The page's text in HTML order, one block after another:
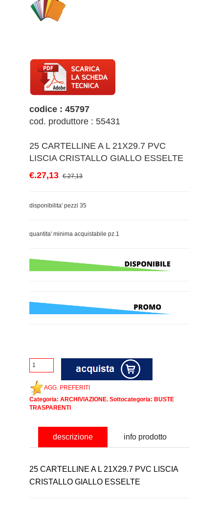
codice : 45797
cod. produttore : 55431
25 CARTELLINE A L 21X29.7 PVC
LISCIA CRISTALLO GIALLO ESSELTE
€.27,13 €.27,13
disponibilita' pezzi 35
quantita' minima acquistabile pz.1
AGG. PREFERITI
Categoria: ARCHIVIAZIONE. Sottocategoria: BUSTE
TRASPARENTI
descrizione info prodotto
25 CARTELLINE A L 21X29.7 PVC LISCIA
CRISTALLO GIALLO ESSELTE